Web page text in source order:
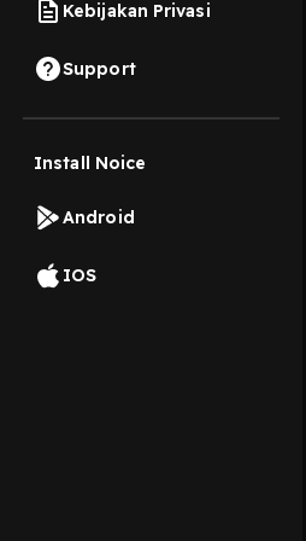
Kebijakan Privasi
Support
Install Noice
Android
IOS